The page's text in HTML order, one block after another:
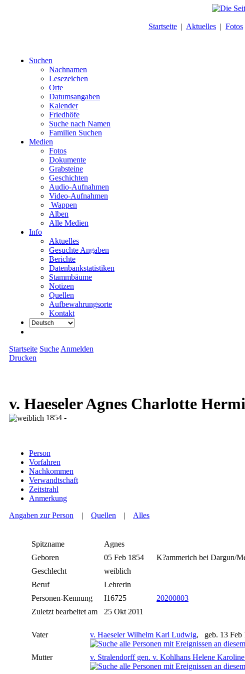
Startseite | Aktuelles | Fotos
Suchen
Nachnamen
Lesezeichen
Orte
Datumsangaben
Kalender
Friedhöfe
Suche nach Namen
Familien Suchen
Medien
Fotos
Dokumente
Grabsteine
Geschichten
Audio-Aufnahmen
Video-Aufnahmen
Wappen
Alben
Alle Medien
Info
Aktuelles
Gesuchte Angaben
Berichte
Datenbankstatistiken
Stammbäume
Notizen
Quellen
Aufbewahrungsorte
Kontakt
Startseite Suche Anmelden
Drucken
v. Haeseler Agnes Charlotte
1854 -
Person
Vorfahren
Nachkommen
Verwandtschaft
Zeitstrahl
Anmerkung
Angaben zur Person | Quellen | Alles
Spitzname
Agnes
Geboren
05 Feb 1854
K?ammerich bei Dargun/
Geschlecht
weiblich
Beruf
Lehrerin
Personen-Kennung
I16725
20200803
Zuletzt bearbeitet am
25 Okt 2011
Vater v. Haeseler Wilhelm Karl Ludwig, geb. 13 Feb
Mutter v. Stralendorff gen. v. Kohlhans Helene